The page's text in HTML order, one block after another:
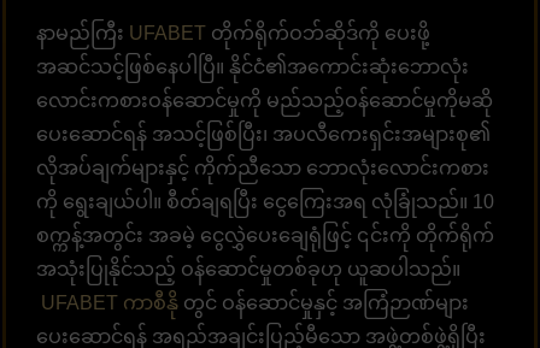
နာမည်ကြီး UFABET တိုက်ရိုက်ဝဘ်ဆိုဒ်ကို ပေးဖို့
အဆင်သင့်ဖြစ်နေပါပြီ။ နိုင်ငံ၏အကောင်းဆုံးဘောလုံး
လောင်းကစားဝန်ဆောင်မှုကို မည်သည့်ဝန်ဆောင်မှုကိုမဆို
ပေးဆောင်ရန် အသင့်ဖြစ်ပြီး၊ အပလီကေးရှင်းအများစု၏
လိုအပ်ချက်များနှင့် ကိုက်ညီသော ဘောလုံးလောင်းကစား
ကို ရွေးချယ်ပါ။ စီတ်ချရပြီး ငွေကြေးအရ လုံခြုံသည်။ 10
စက္ကန့်အတွင်း အခမဲ့ ငွေလွှဲပေးချေရုံဖြင့် ၎င်းကို တိုက်ရိုက်
အသုံးပြုနိုင်သည့် ဝန်ဆောင်မှုတစ်ခုဟု ယူဆပါသည်။
UFABET ကာစီနို တွင် ဝန်ဆောင်မှုနှင့် အကြံဉာဏ်များ
ပေးဆောင်ရန် အရည်အချင်းပြည့်မီသော အဖွဲ့တစ်ဖွဲ့ရှိပြီး